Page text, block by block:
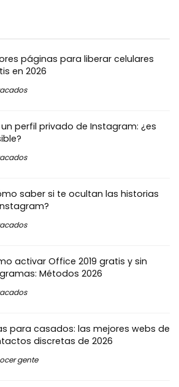
páginas para liberar celulares
en 2026
un perfil privado de Instagram: ¿es
saber si te ocultan las historias
activar Office 2019 gratis y sin
Métodos 2026
para casados: las mejores webs de
discretas de 2026
gente